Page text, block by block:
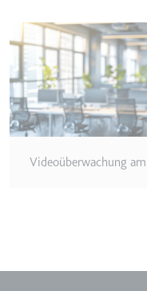
Videoüberwachung